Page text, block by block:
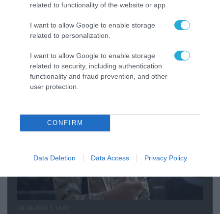
related to functionality of the website or app.
I want to allow Google to enable storage
related to personalization.
I want to allow Google to enable storage
related to security, including authentication
functionality and fraud prevention, and other
user protection.
CONFIRM
Data Deletion Data Access Privacy Policy
FOCUS ON